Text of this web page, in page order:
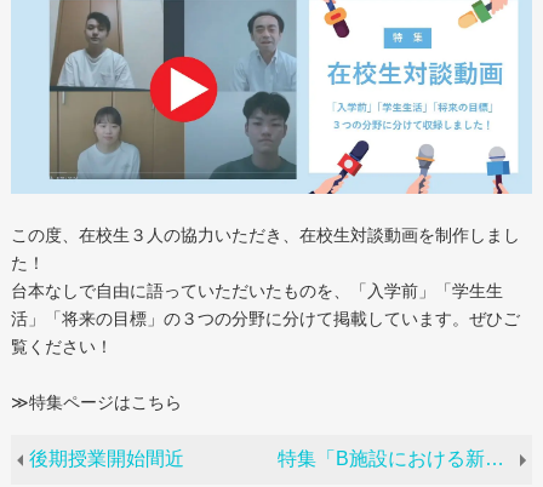
この度、在校生３人の協力いただき、在校生対談動画を制作しまし
た！
台本なしで自由に語っていただいたものを、「入学前」「学生生
活」「将来の目標」の３つの分野に分けて掲載しています。ぜひご
覧ください！
≫特集ページはこちら
後期授業開始間近 特集「B施設における新型コロナウイルス感染症に対する取組」を公開しました。